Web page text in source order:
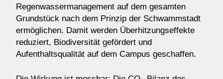
Regenwassermanagement auf dem gesamten
Grundstück nach dem Prinzip der Schwammstadt
ermöglichen. Damit werden Überhitzungseffekte
reduziert, Biodiversität gefördert und
Aufenthaltsqualität auf dem Campus geschaffen.